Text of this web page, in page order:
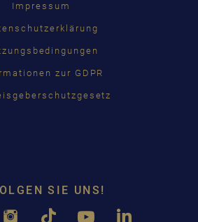
Impressum
zur GDPR
SIE UNS!